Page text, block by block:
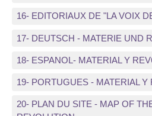
16- EDITORIAUX DE "LA VOIX
17- DEUTSCH - MATERIE UND
18- ESPANOL- MATERIAL Y
19- PORTUGUES - MATERIAL Y
20- PLAN DU SITE - MAP OF